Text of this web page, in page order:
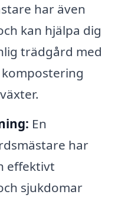
har även
kan hjälpa dig
trädgård med
En
har
effektivt
sjukdomar